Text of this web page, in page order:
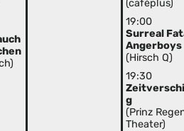
(caféplus)
19:00
Surreal
Angerboys
(Hirsch Q)
19:30
g
(Prinz
Theater)